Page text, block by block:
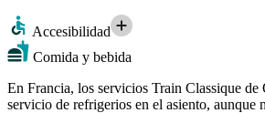
Accesibilidad
Comida y bebida
En Francia, los servicios Train Classique
servicio de refrigerios en el asiento, aunque